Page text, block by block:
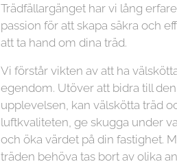
Trädfällargänget har vi lång
passion för att skapa säkra och
att ta hand om dina träd.
Vi förstår vikten av att ha
egendom. Utöver att bidra till
upplevelsen, kan välskötta träd
luftkvaliteten, ge skugga under
och öka värdet på din fastighet.
träden behöva tas bort av olika